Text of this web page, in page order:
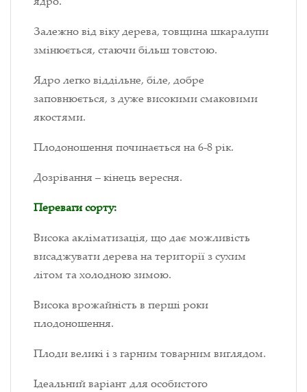
Залежно від віку дерева, товщина шкаралупи
змінюється, стаючи більш товстою.
Ядро легко віддільне, біле, добре
заповнюється, з дуже високими смаковими
якостями.
Плодоношення починається на 6-8 рік.
Дозрівання – кінець вересня.
Переваги сорту:
Висока акліматизація, що дає можливість
висаджувати дерева на території з сухим
літом та холодною зимою.
Висока врожайність в перші роки
плодоношення.
Плоди великі і з гарним товарним виглядом.
Ідеальний варіант для особистого